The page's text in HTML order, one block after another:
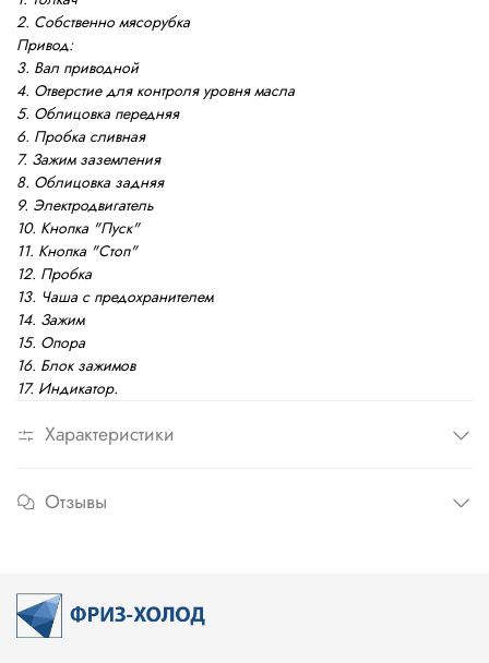
2. Собственно мясорубка
Привод:
3. Вал приводной
4. Отверстие для контроля уровня масла
5. Облицовка передняя
6. Пробка сливная
7. Зажим заземления
8. Облицовка задняя
9. Электродвигатель
10. Кнопка "Пуск"
11. Кнопка "Стоп"
12. Пробка
13. Чаша с предохранителем
14. Зажим
15. Опора
16. Блок зажимов
17. Индикатор.
Характеристики
Отзывы